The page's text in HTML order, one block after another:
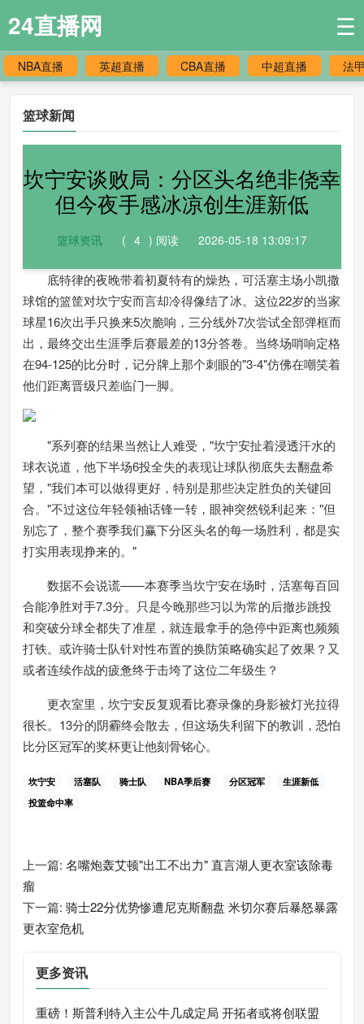
24直播网 ☰
NBA直播 英超直播 CBA直播 中超直播 法
篮球新闻
坎宁安谈败局：分区头名绝非侥幸
但今夜手感冰凉创生涯新低
篮球资讯 ( 4 ) 阅读 2026-05-18 13:09:17
底特律的夜晚带着初夏特有的燥热，可活塞主场小凯撒
球馆的篮筐对坎宁安而言却冷得像结了冰。这位22岁的当家
球星16次出手只换来5次脆响，三分线外7次尝试全部弹框而
出，最终交出生涯季后赛最差的13分答卷。当终场哨响定格
在94-125的比分时，记分牌上那个刺眼的"3-4"仿佛在嘲笑着
他们距离晋级只差临门一脚。
"系列赛的结果当然让人难受，"坎宁安扯着浸透汗水的
球衣说道，他下半场6投全失的表现让球队彻底失去翻盘希
望，"我们本可以做得更好，特别是那些决定胜负的关键回
合。"不过这位年轻领袖话锋一转，眼神突然锐利起来："但
别忘了，整个赛季我们赢下分区头名的每一场胜利，都是实
打实用表现挣来的。"
数据不会说谎——本赛季当坎宁安在场时，活塞每百回
合能净胜对手7.3分。只是今晚那些习以为常的后撤步跳投
和突破分球全都失了准星，就连最拿手的急停中距离也频频
打铁。或许骑士队针对性布置的换防策略确实起了效果？又
或者连续作战的疲惫终于击垮了这位二年级生？
更衣室里，坎宁安反复观看比赛录像的身影被灯光拉得
很长。13分的阴霾终会散去，但这场失利留下的教训，恐怕
比分区冠军的奖杯更让他刻骨铭心。
坎宁安 活塞队 骑士队 NBA季后赛 分区冠军
生涯新低
投篮命中率
上一篇: 名嘴炮轰艾顿"出工不出力" 直言湖人更衣室该除毒
瘤
下一篇: 骑士22分优势惨遭尼克斯翻盘 米切尔赛后暴怒暴露
更衣室危机
更多资讯
重磅！斯普利特入主公牛几成定局 开拓者或将创联盟